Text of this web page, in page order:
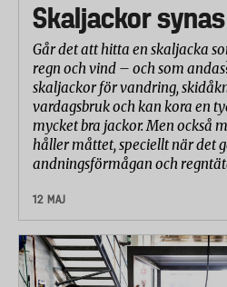
Skaljackor
Går det att hitta en skaljacka
regn och vind – och som
skaljackor för vandring,
vardagsbruk och kan kora en
mycket bra jackor. Men också
håller måttet, speciellt när det
andningsförmågan och
12 MAJ